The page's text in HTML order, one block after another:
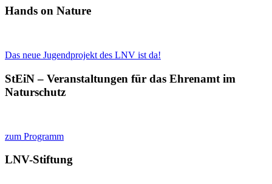
Hands on Nature
Das neue Jugendprojekt des LNV ist da!
StEiN – Veranstaltungen für das Ehrenamt im
Naturschutz
zum Programm
LNV-Stiftung